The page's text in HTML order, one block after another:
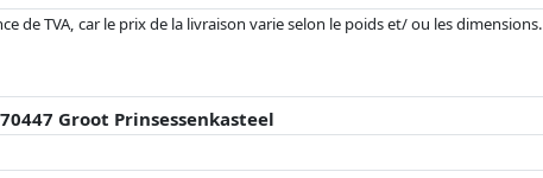
de TVA, car le prix de la livraison varie selon le poids et/ ou les dimensions.
les réalisations historiques peuvent influencer l'ordre.
70447 Groot Prinsessenkasteel